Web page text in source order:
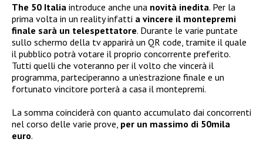
The 50 Italia introduce anche una novità inedita. Per la
prima volta in un reality infatti a vincere il montepremi
finale sarà un telespettatore. Durante le varie puntate
sullo schermo della tv apparirà un QR code, tramite il quale
il pubblico potrà votare il proprio concorrente preferito.
Tutti quelli che voteranno per il volto che vincerà il
programma, parteciperanno a un’estrazione finale e un
fortunato vincitore porterà a casa il montepremi.
La somma coinciderà con quanto accumulato dai concorrenti
nel corso delle varie prove, per un massimo di 50mila
euro.